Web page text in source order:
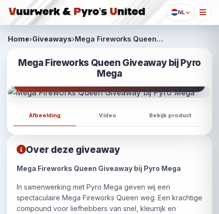
NL
Home›Giveaways›Mega Fireworks Queen…
Mega Fireworks Queen Giveaway bij Pyro
Mega
Afbeelding Video Bekijk product
Over deze giveaway
Mega Fireworks Queen Giveaway bij Pyro Mega
In samenwerking met Pyro Mega geven wij een
spectaculaire Mega Fireworks Queen weg. Een krachtige
compound voor liefhebbers van snel, kleurrijk en